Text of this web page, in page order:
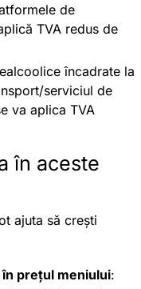
de
TVA redus de
încadrate la
serviciul de
va aplica TVA
în aceste
ajuta să crești
prețul meniului: